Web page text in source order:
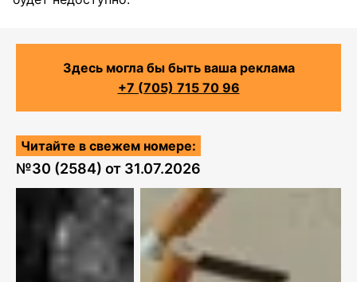
Здесь могла бы быть ваша реклама
+7 (705) 715 70 96
Читайте в свежем номере:
№30 (2584) от 31.07.2026